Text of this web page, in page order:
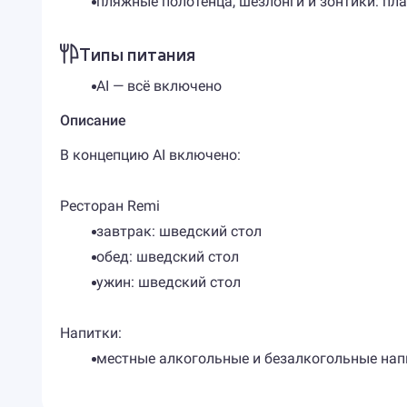
Типы питания
AI — всё включено
Описание
В концепцию AI включено:
Ресторан Remi
завтрак: шведский стол
обед: шведский стол
ужин: шведский стол
Напитки:
местные алкогольные и безалкогольные